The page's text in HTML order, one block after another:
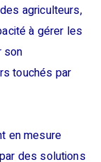
agriculteurs,
à gérer les
son
touchés par
en mesure
des solutions